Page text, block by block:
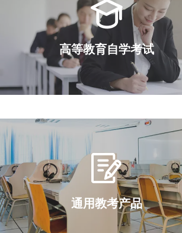
高等教育自学考试
通用教考产品